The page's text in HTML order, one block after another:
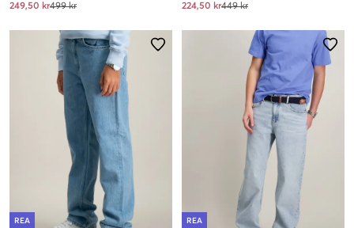
249,50 kr499 kr
224,50 kr449 kr
REA REA